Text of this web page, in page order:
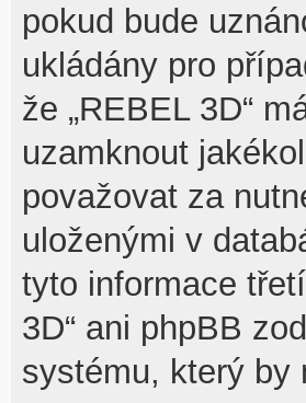
pokud bude
ukládány pro
že „REBEL 3D“
uzamknout
považovat za
uloženými v
tyto informace
3D“ ani phpBB
systému, který by